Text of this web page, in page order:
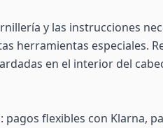
y las instrucciones
herramientas especiales.
en el interior del
flexibles con Klarna,